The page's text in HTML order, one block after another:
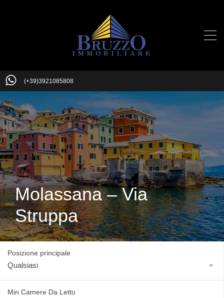
(+39)3921085808
Molassana – Via
Struppa
Posizione principale
Qualsiasi
Min Camere Da Letto